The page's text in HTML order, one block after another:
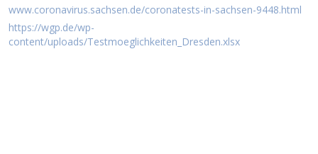
www.coronavirus.sachsen.de/coronatests-in-sachsen-9448.html
https://wgp.de/wp-
content/uploads/Testmoeglichkeiten_Dresden.xlsx